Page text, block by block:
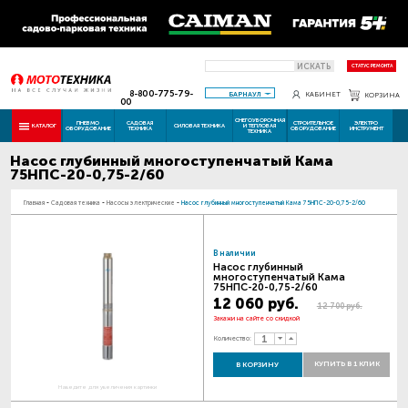
ИСКАТЬ СТАТУС РЕМОНТА
8-800-775-79-
00
БАРНАУЛ КАБИНЕТ КОРЗИНА
КАТАЛОГ ПНЕВМО
ОБОРУДОВАНИЕ
САДОВАЯ
ТЕХНИКА СИЛОВАЯ ТЕХНИКА
СНЕГОУБОРОЧНАЯ
И ТЕПЛОВАЯ
ТЕХНИКА
СТРОИТЕЛЬНОЕ
ОБОРУДОВАНИЕ
ЭЛЕКТРО
ИНСТРУМЕНТ
Насос глубинный многоступенчатый Кама
75НПС-20-0,75-2/60
Главная - Садовая техника - Насосы электрические - Насос глубинный многоступенчатый Кама 75НПС-20-0,75-2/60
Наведите для увеличения картинки
В наличии
Насос глубинный
многоступенчатый Кама
75НПС-20-0,75-2/60
12 060 руб. 12 700 руб.
Закажи на сайте со скидкой
Количество:
В КОРЗИНУ КУПИТЬ В 1 КЛИК